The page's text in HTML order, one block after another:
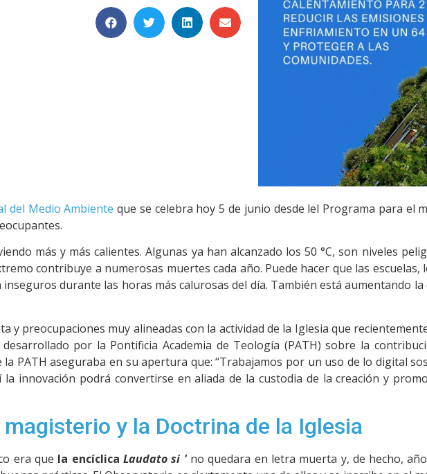
del Medio Ambiente que se celebra hoy 5 de junio desde lel Programa para el
más y más calientes. Algunas ya han alcanzado los 50 °C, son niveles
contribuye a numerosas muertes cada año. Puede hacer que las
inseguros durante las horas más calurosas del día. También está aumentando
y preocupaciones muy alineadas con la actividad de la Iglesia que
por la Pontificia Academia de Teología (PATH) sobre la
la PATH aseguraba en su apertura que: “Trabajamos por un uso de lo digital
la innovación podrá convertirse en aliada de la custodia de la creación y
magisterio y la Doctrina de la Iglesia
era que la encíclica Laudato si ' no quedara en letra muerta y, de hecho,